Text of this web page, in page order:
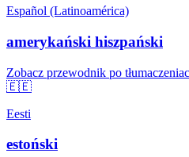
Español (Latinoamérica)
amerykański hiszpański
Zobacz przewodnik po
🇪🇪
Eesti
estoński